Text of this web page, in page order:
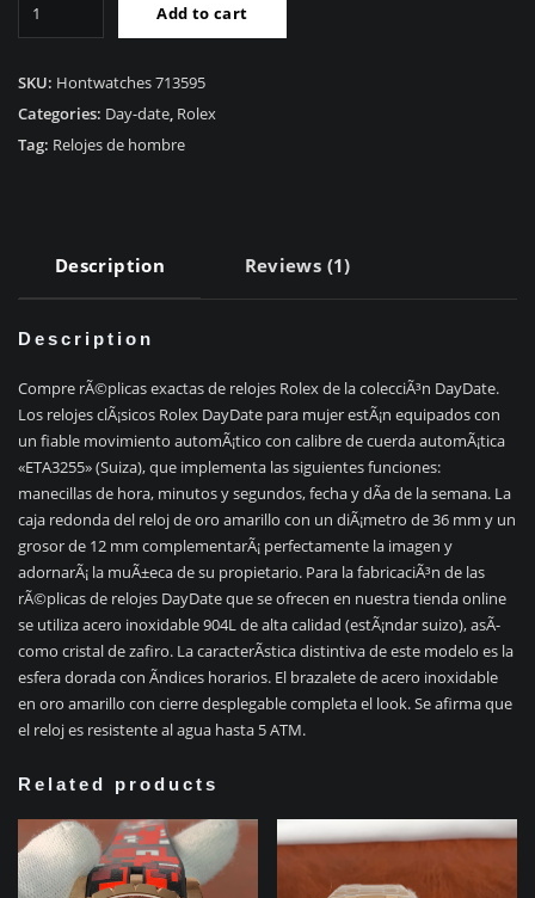
DÃ­
a
M128238-
Add to cart
SKU: Hontwatches 713595
Categories: Day-date, Rolex
Tag: Relojes de hombre
Description Reviews (1)
Description
Compre rÃ©plicas exactas de relojes Rolex de la colecciÃ³n DayDate.
Los relojes clÃ¡sicos Rolex DayDate para mujer estÃ¡n equipados con
un fiable movimiento automÃ¡tico con calibre de cuerda automÃ¡tica
«ETA3255» (Suiza), que implementa las siguientes funciones:
manecillas de hora, minutos y segundos, fecha y dÃ­a de la semana. La
caja redonda del reloj de oro amarillo con un diÃ¡metro de 36 mm y un
grosor de 12 mm complementarÃ¡ perfectamente la imagen y
adornarÃ¡ la muÃ±eca de su propietario. Para la fabricaciÃ³n de las
rÃ©plicas de relojes DayDate que se ofrecen en nuestra tienda online
se utiliza acero inoxidable 904L de alta calidad (estÃ¡ndar suizo), asÃ­
como cristal de zafiro. La caracterÃ­stica distintiva de este modelo es la
esfera dorada con Ã­ndices horarios. El brazalete de acero inoxidable
en oro amarillo con cierre desplegable completa el look. Se afirma que
el reloj es resistente al agua hasta 5 ATM.
Related products